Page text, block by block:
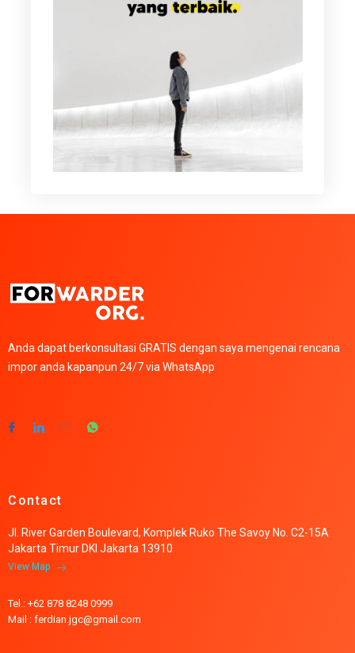
Anda dapat berkonsultasi GRATIS dengan saya mengenai rencana
impor anda kapanpun 24/7 via WhatsApp
Contact
Jl. River Garden Boulevard, Komplek Ruko The Savoy No. C2-15A
Jakarta Timur DKI Jakarta 13910
View Map
Tel.: +62 878 8248 0999
Mail : ferdian.jgc@gmail.com